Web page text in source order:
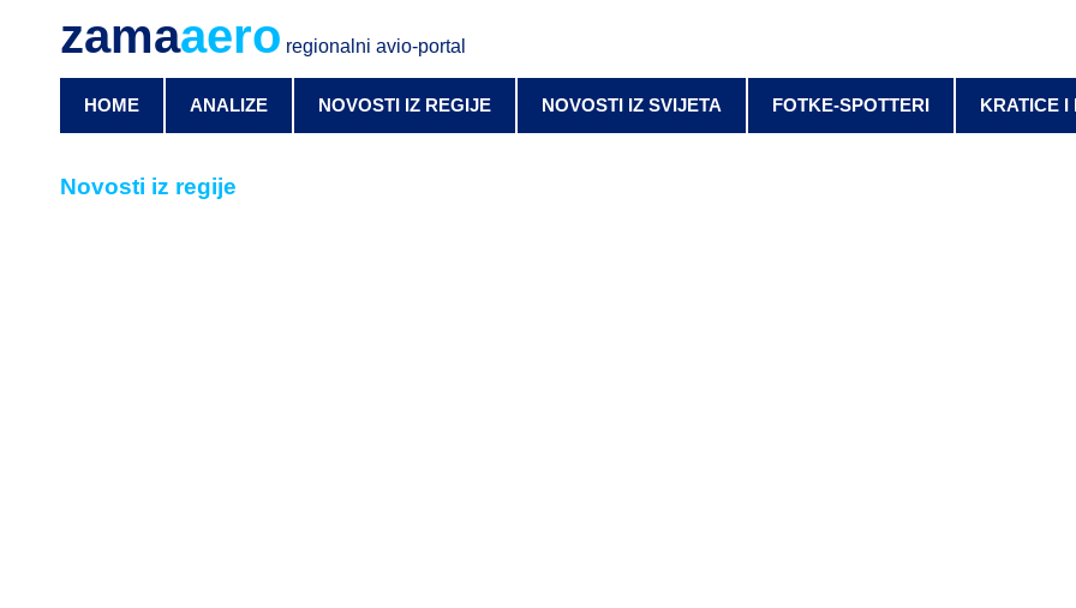
zamaaero regionalni avio-portal
HOME ANALIZE NOVOSTI IZ REGIJE NOVOSTI IZ SVIJETA FOTKE-SPOTTERI KRATICE I
Novosti iz regije